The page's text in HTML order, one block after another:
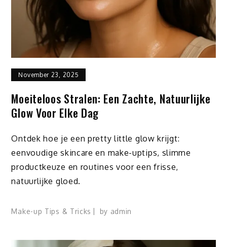
November 23, 2025
Moeiteloos Stralen: Een Zachte, Natuurlijke
Glow Voor Elke Dag
Ontdek hoe je een pretty little glow krijgt:
eenvoudige skincare en make-uptips, slimme
productkeuze en routines voor een frisse,
natuurlijke gloed.
Make-up Tips & Tricks by admin